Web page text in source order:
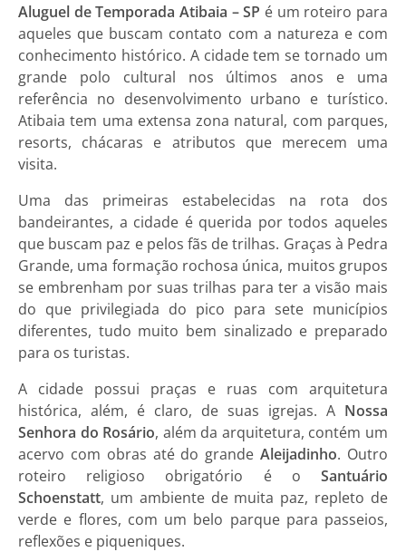
Aluguel de Temporada Atibaia – SP é um roteiro para
aqueles que buscam contato com a natureza e com
conhecimento histórico. A cidade tem se tornado um
grande polo cultural nos últimos anos e uma
referência no desenvolvimento urbano e turístico.
Atibaia tem uma extensa zona natural, com parques,
resorts, chácaras e atributos que merecem uma
visita.
Uma das primeiras estabelecidas na rota dos
bandeirantes, a cidade é querida por todos aqueles
que buscam paz e pelos fãs de trilhas. Graças à Pedra
Grande, uma formação rochosa única, muitos grupos
se embrenham por suas trilhas para ter a visão mais
do que privilegiada do pico para sete municípios
diferentes, tudo muito bem sinalizado e preparado
para os turistas.
A cidade possui praças e ruas com arquitetura
histórica, além, é claro, de suas igrejas. A Nossa
Senhora do Rosário, além da arquitetura, contém um
acervo com obras até do grandeAleijadinho. Outro
roteiro religioso obrigatório é o Santuário
Schoenstatt, um ambiente de muita paz, repleto de
verde e flores, com um belo parque para passeios,
reflexões e piqueniques.